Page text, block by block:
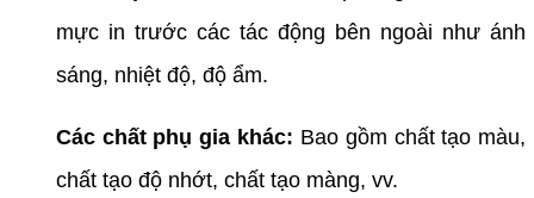
mực in trước các tác động bên ngoài như ánh
sáng, nhiệt độ, độ ẩm.
Các chất phụ gia khác: Bao gồm chất tạo màu,
chất tạo độ nhớt, chất tạo màng, vv.